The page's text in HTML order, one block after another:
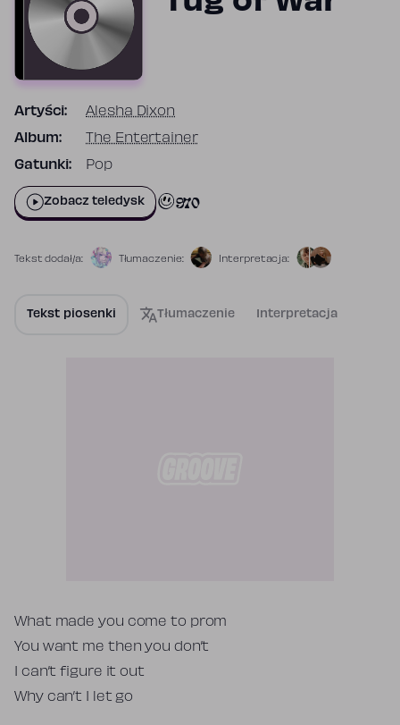
Artyści: Alesha Dixon
Album: The Entertainer
Gatunki: Pop
Zobacz teledysk 970
Tekst dodał/a: Tłumaczenie: Interpretacja:
Tekst piosenki Tłumaczenie Interpretacja
Tekst piosenki
What made you come to prom
You want me then you don’t
I can’t figure it out
Why can’t I let go